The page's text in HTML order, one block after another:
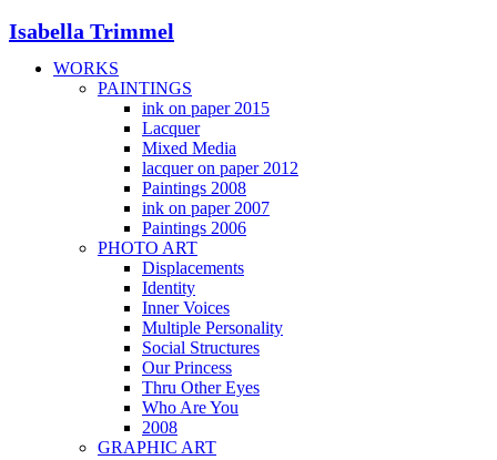
Isabella Trimmel
WORKS
PAINTINGS
ink on paper 2015
Lacquer
Mixed Media
lacquer on paper 2012
Paintings 2008
ink on paper 2007
Paintings 2006
PHOTO ART
Displacements
Identity
Inner Voices
Multiple Personality
Social Structures
Our Princess
Thru Other Eyes
Who Are You
2008
GRAPHIC ART